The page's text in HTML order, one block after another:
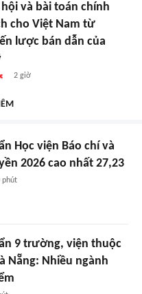
và bài toán chính
cho Việt Nam từ
lược bán dẫn của
2 giờ
Học viện Báo chí và
2026 cao nhất 27,23
phút
9 trường, viện thuộc
Nẵng: Nhiều ngành